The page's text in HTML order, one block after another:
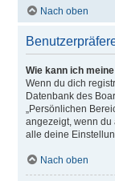
Nach oben
Wie kann ich
Wenn du dich
Datenbank des
„Persönlichen
angezeigt, wenn du
alle deine
Nach oben